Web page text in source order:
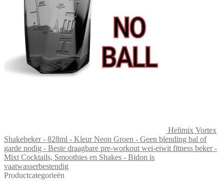
Helimix Vortex
Shakebeker - 828ml - Kleur Neon Groen - Geen blending bal of
garde nodig - Beste draagbare pre-workout wei-eiwit fitness beker -
Mixt Cocktails, Smoothies en Shakes - Bidon is
vaatwasserbestendig
Productcategorieën